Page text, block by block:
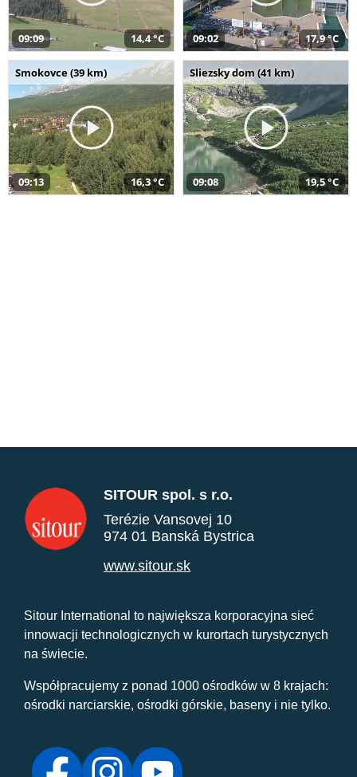
09:09 14,4 °C 09:02 17,9 °C
Smokovce (39 km)
09:13 16,3 °C
Sliezsky dom (41 km)
09:08 19,5 °C
SITOUR spol. s r.o.
Terézie Vansovej 10
974 01 Banská Bystrica
www.sitour.sk
Sitour International to największa korporacyjna sieć
innowacji technologicznych w kurortach turystycznych
na świecie.
Współpracujemy z ponad 1000 ośrodków w 8 krajach:
ośrodki narciarskie, ośrodki górskie, baseny i nie tylko.